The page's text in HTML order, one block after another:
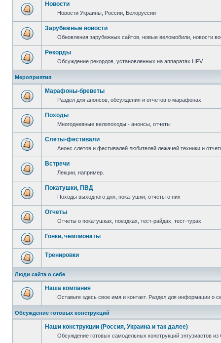
Новости
Новости Украины, России, Белоруссии
Зарубежные новости
Обновления зарубежных сайтов, новые веломобили, новости
Рекорды
Обсуждение рекордов, установленных на аппаратах HPV
Мероприятия
Марафоны-бреветы
Раздел для анонсов, обсуждения и отчетов о марафонах
Походы
Многодневные велопоходы - анонсы, отчеты
Слеты-фестивали
Анонс слетов и фестивалей любителей лежачей техники и
Встречи
Лекции, например.
Покатушки, ПВД
Походы выходного дня, покатушки, отчеты о них
Отчеты
Отчеты о покатушках, поездках, тест-райдах, тест-турах
Гонки, чемпионаты
Тренировки
Люди сайта о себе
Наша компания
Оставьте здесь свое имя и контакт. Раздел для информации о
Обсуждение готовых конструкций
Наши конструкции (Россия, Украина и так далее)
Обсуждение готовых самодельных конструкций энтузиастов